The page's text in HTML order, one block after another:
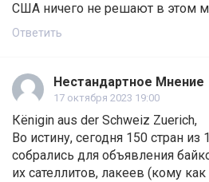
США ничего не решают в этом
Ответить
Нестандартное Мнение
17 октября 2023 19:00
Кёnigin aus der Schweiz Zuerich,
Во истину, сегодня 150 стран из
собрались для объявления
их сателлитов, лакеев (кому